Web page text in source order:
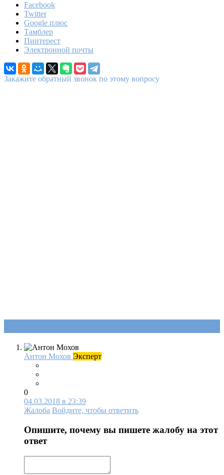
Facebook
Twitter
Google плюс
Тамблер
Пинтерест
Электронной почты
Закажите обратный звонок по этому вопросу
Антон Мохов Эксперт
0
04.03.2018 в 23:39
Жалоба Войдите, чтобы ответить
Опишите, почему вы пишете жалобу на этот
ответ